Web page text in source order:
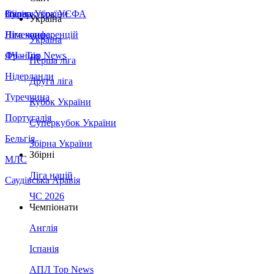
Збірна України
Італія
Німеччина
Франція
Нідерланди
Туреччина
Португалія
Бельгія
МЛС
Саудівська Аравія
Суперкубок УЄФА
Ліга конференцій
ЛЧ - Top News
Україна
Україна
Перша ліга
Друга ліга
Кубок України
Суперкубок України
Збірна України
Збірні
Ліга націй
ЧС 2026
Чемпіонати
Англія
Іспанія
АПЛ Top News